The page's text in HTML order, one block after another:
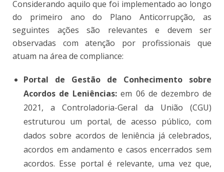
Considerando aquilo que foi implementado ao longo
do primeiro ano do Plano Anticorrupção, as
seguintes ações são relevantes e devem ser
observadas com atenção por profissionais que
atuam na área de compliance:
Portal de Gestão de Conhecimento sobre
Acordos de Leniências:em 06 de dezembro de
2021, a Controladoria-Geral da União (CGU)
estruturou um portal, de acesso público, com
dados sobre acordos de leniência já celebrados,
acordos em andamento e casos encerrados sem
acordos. Esse portal é relevante, uma vez que,